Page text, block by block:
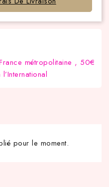
métropolitaine , 50€
pour le moment.